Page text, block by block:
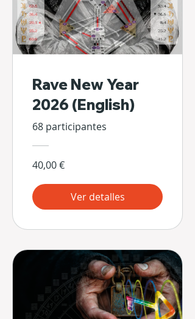
Rave New Year
2026 (English)
68 participantes
40,00 €
Ver detalles